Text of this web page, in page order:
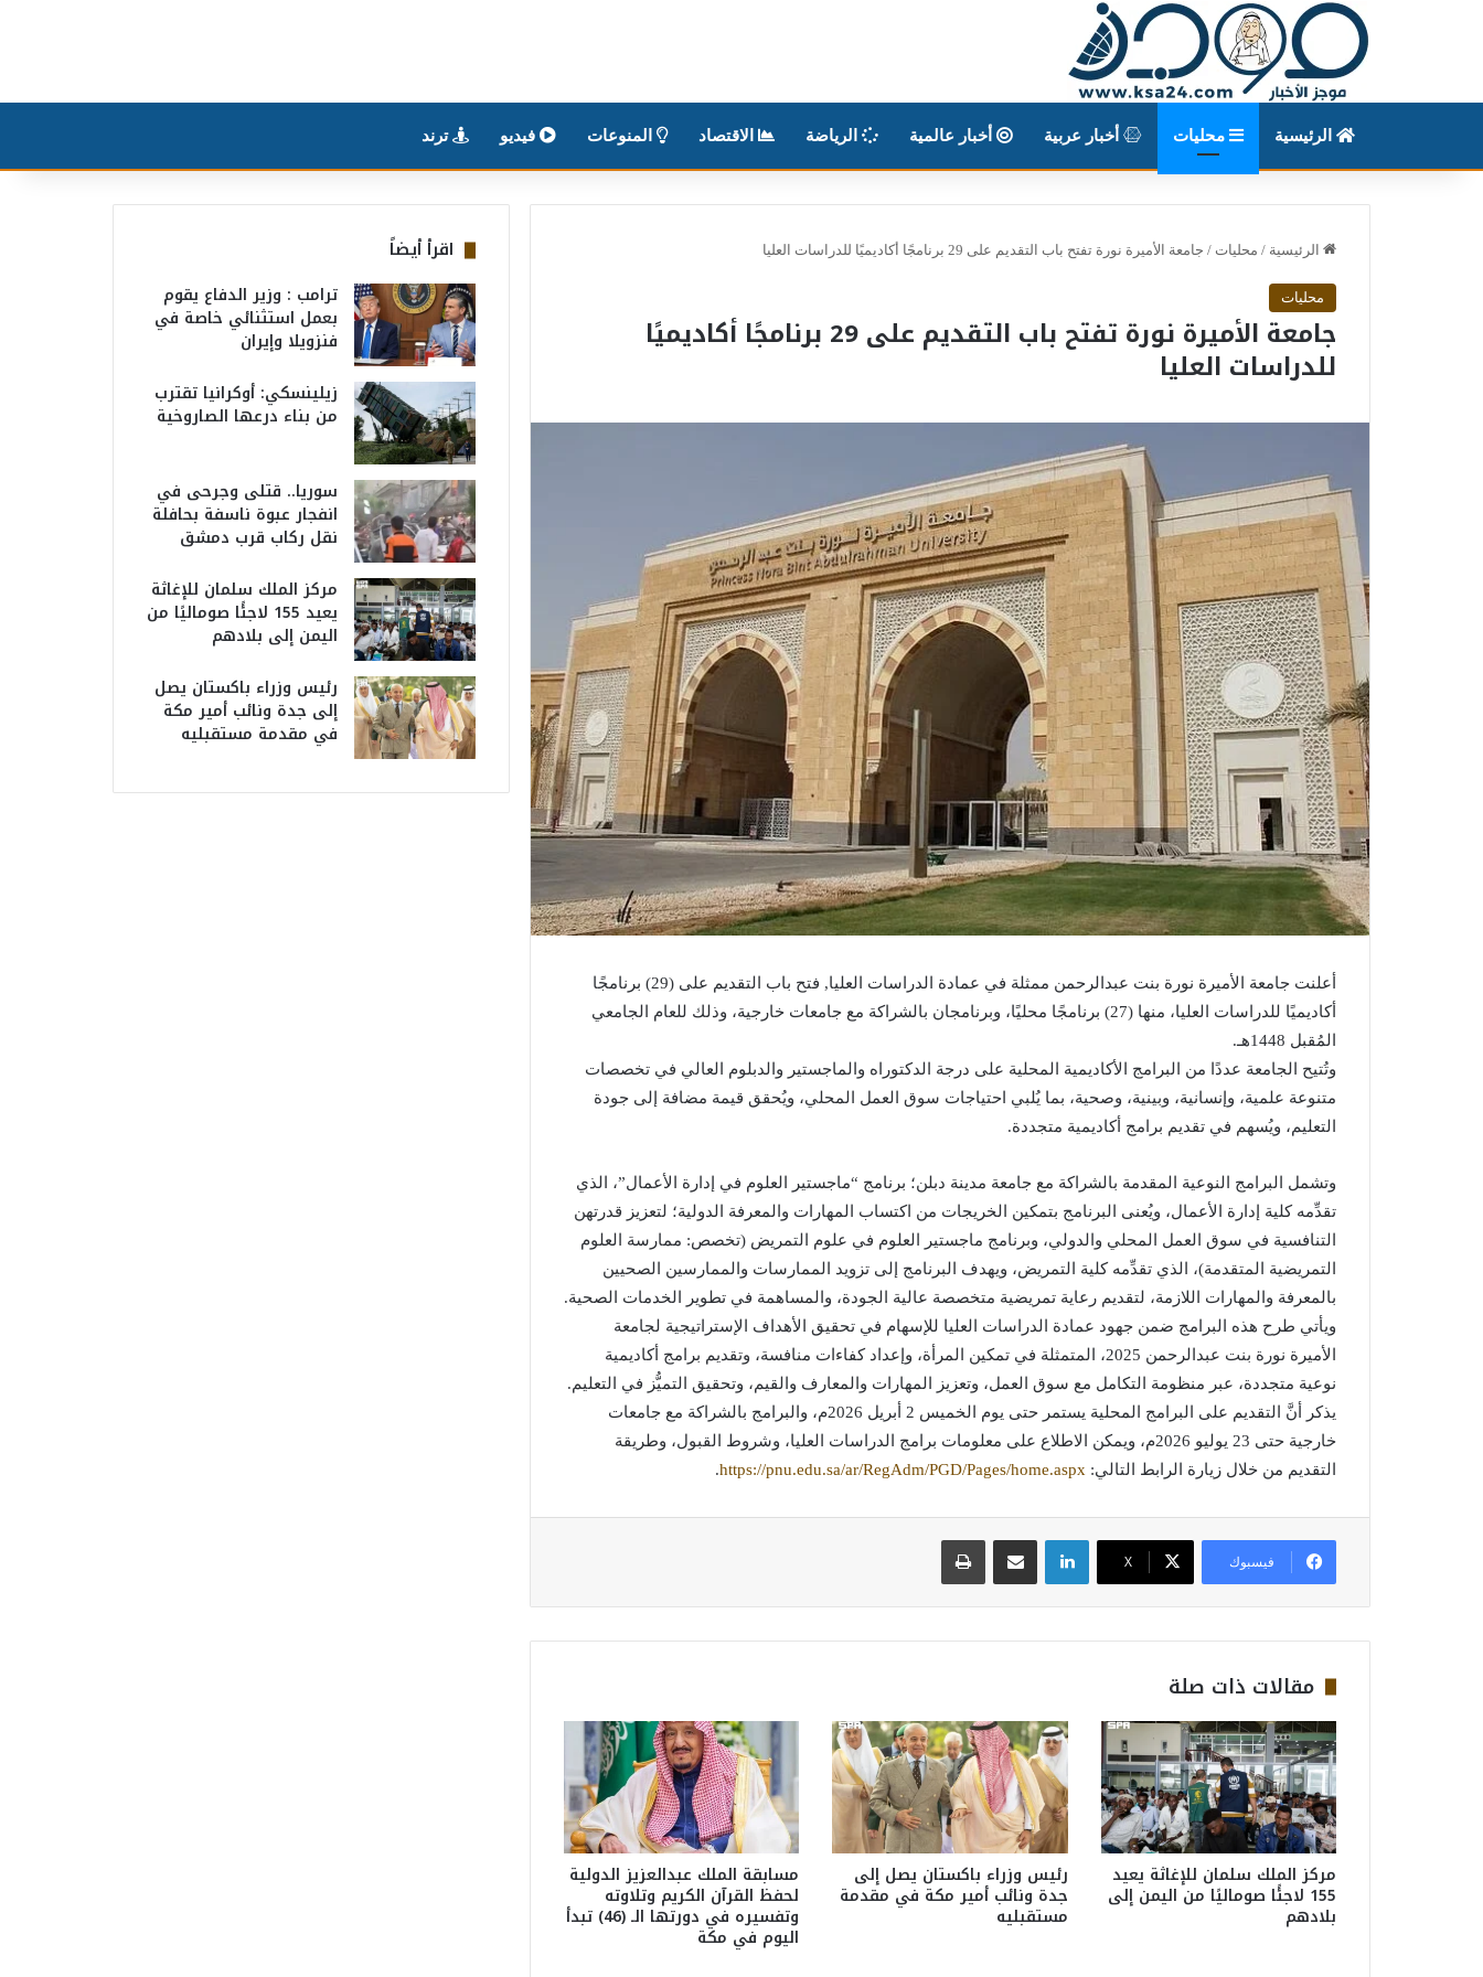
الرئيسية محليات أخبار عربية أخبار عالمية الرياضة الاقتصاد المنوعات فيديو ترند
الرئيسية / محليات / جامعة الأميرة نورة تفتح باب التقديم على 29 برنامجًا أكاديميًا للدراسات العليا
محليات
جامعة الأميرة نورة تفتح باب التقديم على 29 برنامجًا أكاديميًا
للدراسات العليا
أعلنت جامعة الأميرة نورة بنت عبدالرحمن ممثلة في عمادة الدراسات العليا, فتح باب التقديم على (29) برنامجًا
أكاديميًا للدراسات العليا، منها (27) برنامجًا محليًا، وبرنامجان بالشراكة مع جامعات خارجية، وذلك للعام الجامعي
المُقبل 1448هـ.
وتُتيح الجامعة عددًا من البرامج الأكاديمية المحلية على درجة الدكتوراه والماجستير والدبلوم العالي في تخصصات
متنوعة علمية، وإنسانية، وبينية، وصحية، بما يُلبي احتياجات سوق العمل المحلي، ويُحقق قيمة مضافة إلى جودة
التعليم، ويُسهم في تقديم برامج أكاديمية متجددة.
وتشمل البرامج النوعية المقدمة بالشراكة مع جامعة مدينة دبلن؛ برنامج “ماجستير العلوم في إدارة الأعمال”، الذي
تقدِّمه كلية إدارة الأعمال، ويُعنى البرنامج بتمكين الخريجات من اكتساب المهارات والمعرفة الدولية؛ لتعزيز قدرتهن
التنافسية في سوق العمل المحلي والدولي، وبرنامج ماجستير العلوم في علوم التمريض (تخصص: ممارسة العلوم
التمريضية المتقدمة)، الذي تقدِّمه كلية التمريض، ويهدف البرنامج إلى تزويد الممارسات والممارسين الصحيين
بالمعرفة والمهارات اللازمة، لتقديم رعاية تمريضية متخصصة عالية الجودة، والمساهمة في تطوير الخدمات الصحية.
ويأتي طرح هذه البرامج ضمن جهود عمادة الدراسات العليا للإسهام في تحقيق الأهداف الإستراتيجية لجامعة
الأميرة نورة بنت عبدالرحمن 2025، المتمثلة في تمكين المرأة، وإعداد كفاءات منافسة، وتقديم برامج أكاديمية
نوعية متجددة، عبر منظومة التكامل مع سوق العمل، وتعزيز المهارات والمعارف والقيم، وتحقيق التميُّز في التعليم.
يذكر أنَّ التقديم على البرامج المحلية يستمر حتى يوم الخميس 2 أبريل 2026م، والبرامج بالشراكة مع جامعات
خارجية حتى 23 يوليو 2026م، ويمكن الاطلاع على معلومات برامج الدراسات العليا، وشروط القبول، وطريقة
التقديم من خلال زيارة الرابط التالي: https://pnu.edu.sa/ar/RegAdm/PGD/Pages/home.aspx
.
فيسبوك ‫X
لينكدإن
مقالات ذات صلة
مركز الملك سلمان للإغاثة يعيد
155 لاجئًا صوماليًا من اليمن إلى
بلادهم
رئيس وزراء باكستان يصل إلى
جدة ونائب أمير مكة في مقدمة
مستقبليه
مسابقة الملك عبدالعزيز الدولية
لحفظ القرآن الكريم وتلاوته
وتفسيره في دورتها الـ (46) تبدأ
اليوم في مكة
اقرأ أيضاً
ترامب : وزير الدفاع يقوم
بعمل استثنائي خاصة في
فنزويلا وإيران
زيلينسكي: أوكرانيا تقترب
من بناء درعها الصاروخية
سوريا.. قتلى وجرحى في
انفجار عبوة ناسفة بحافلة
نقل ركاب قرب دمشق
مركز الملك سلمان للإغاثة
يعيد 155 لاجئًا صوماليًا من
اليمن إلى بلادهم
رئيس وزراء باكستان يصل
إلى جدة ونائب أمير مكة
في مقدمة مستقبليه